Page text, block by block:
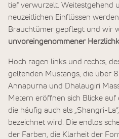
tief verwurzelt. Weitestgehend
neuzeitlichen Einflüssen
Brauchtümer gepflegt und wir
unvoreingenommener
Hoch ragen links und rechts,
geltenden Mustangs, die über
Annapurna und Dhalaugiri
Metern eröffnen sich Blicke auf
die häufig auch als „Shangri-
bezeichnet wird. Die endlos
der Farben, die Klarheit der